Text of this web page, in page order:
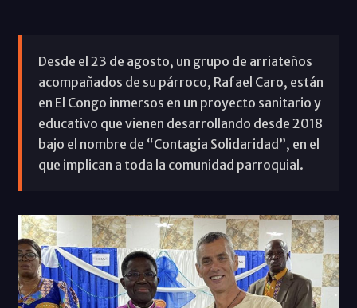
Desde el 23 de agosto, un grupo de arriateños
acompañados de su párroco, Rafael Caro, están
en El Congo inmersos en un proyecto sanitario y
educativo que vienen desarrollando desde 2018
bajo el nombre de “Contagia Solidaridad”, en el
que implican a toda la comunidad parroquial.